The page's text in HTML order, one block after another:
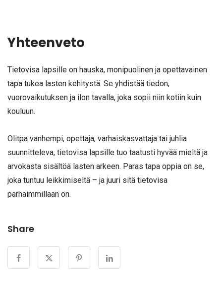
Yhteenveto
Tietovisa lapsille on hauska, monipuolinen ja opettavainen
tapa tukea lasten kehitystä. Se yhdistää tiedon,
vuorovaikutuksen ja ilon tavalla, joka sopii niin kotiin kuin
kouluun.
Olitpa vanhempi, opettaja, varhaiskasvattaja tai juhlia
suunnitteleva, tietovisa lapsille tuo taatusti hyvää mieltä ja
arvokasta sisältöä lasten arkeen. Paras tapa oppia on se,
joka tuntuu leikkimiseltä – ja juuri sitä tietovisa
parhaimmillaan on.
Share